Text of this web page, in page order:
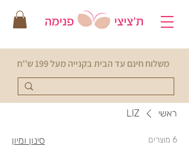
משלוח חינם עד הבית בקנייה מעל 199 ש''ח
ראשי LIZ
6 מוצרים סינון ומיון